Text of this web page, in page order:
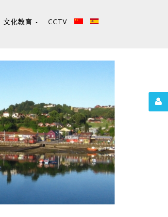
文化教育
学习西语
CCTV
圣地亚哥
走进圣地亚哥